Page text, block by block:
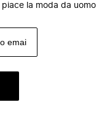
piace la moda da uomo